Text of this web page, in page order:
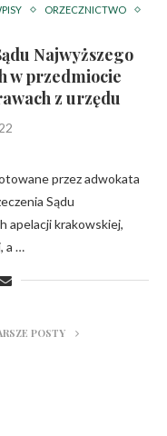
ORZECZNICTWO
Najwyższego
w przedmiocie
z urzędu
przez adwokata
Sądu
apelacji krakowskiej,
a …
POSTY